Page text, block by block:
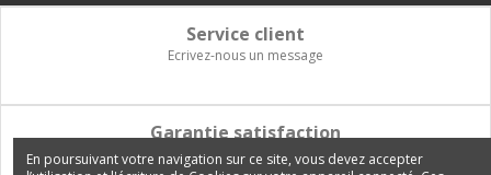
Service client
Ecrivez-nous un message
Garantie satisfaction
Vous disposez de 14 jours pour changer d'avis et être remboursé
En poursuivant votre navigation sur ce site, vous devez accepter